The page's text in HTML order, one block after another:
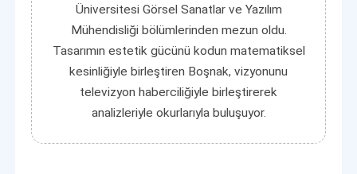
Üniversitesi Görsel Sanatlar ve Yazılım
Mühendisliği bölümlerinden mezun oldu.
Tasarımın estetik gücünü kodun matematiksel
kesinliğiyle birleştiren Boşnak, vizyonunu
televizyon haberciliğiyle birleştirerek
analizleriyle okurlarıyla buluşuyor.